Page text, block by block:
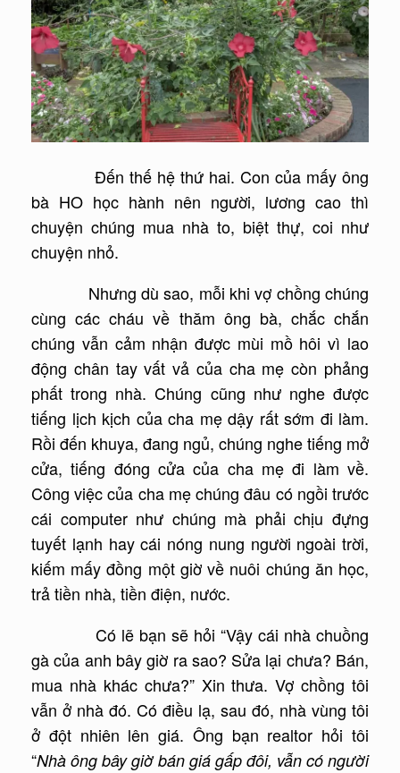
Đến thế hệ thứ hai. Con của mấy ông
bà HO học hành nên người, lương cao thì
chuyện chúng mua nhà to, biệt thự, coi như
chuyện nhỏ.
Nhưng dù sao, mỗi khi vợ chồng chúng
cùng các cháu về thăm ông bà, chắc chắn
chúng vẫn cảm nhận được mùi mồ hôi vì lao
động chân tay vất vả của cha mẹ còn phảng
phất trong nhà. Chúng cũng như nghe được
tiếng lịch kịch của cha mẹ dậy rất sớm đi làm.
Rồi đến khuya, đang ngủ, chúng nghe tiếng mở
cửa, tiếng đóng cửa của cha mẹ đi làm về.
Công việc của cha mẹ chúng đâu có ngồi trước
cái computer như chúng mà phải chịu đựng
tuyết lạnh hay cái nóng nung người ngoài trời,
kiếm mấy đồng một giờ về nuôi chúng ăn học,
trả tiền nhà, tiền điện, nước.
Có lẽ bạn sẽ hỏi “Vậy cái nhà chuồng
gà của anh bây giờ ra sao? Sửa lại chưa? Bán,
mua nhà khác chưa?” Xin thưa. Vợ chồng tôi
vẫn ở nhà đó. Có điều lạ, sau đó, nhà vùng tôi
ở đột nhiên lên giá. Ông bạn realtor hỏi tôi
“Nhà ông bây giờ bán giá gấp đôi, vẫn có người